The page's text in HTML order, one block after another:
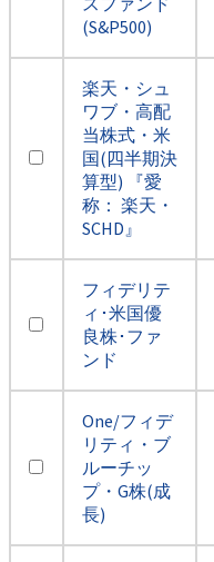
(S&P500)
楽天・シュ
ワブ・高配
当株式・米
国(四半期決
算型) 『愛
称： 楽天・
SCHD』
フィデリテ
ィ･米国優
良株･ファ
ンド
One/フィデ
リティ・ブ
ルーチッ
プ・G株(成
長)